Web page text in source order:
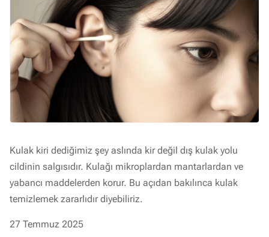
Kulak kiri dediğimiz şey aslında kir değil dış kulak yolu
cildinin salgısıdır. Kulağı mikroplardan mantarlardan ve
yabancı maddelerden korur. Bu açıdan bakılınca kulak
temizlemek zararlıdır diyebiliriz.
27 Temmuz 2025